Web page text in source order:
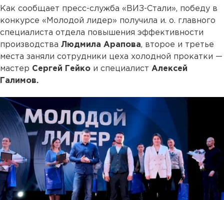
Как сообщает пресс-служба «ВИЗ-Стали», победу в
конкурсе «Молодой лидер» получила и. о. главного
специалиста отдела повышения эффективности
производства Людмила Арапова, второе и третье
места заняли сотрудники цеха холодной прокатки —
мастер Сергей Гейко и специалист Алексей
Галимов.